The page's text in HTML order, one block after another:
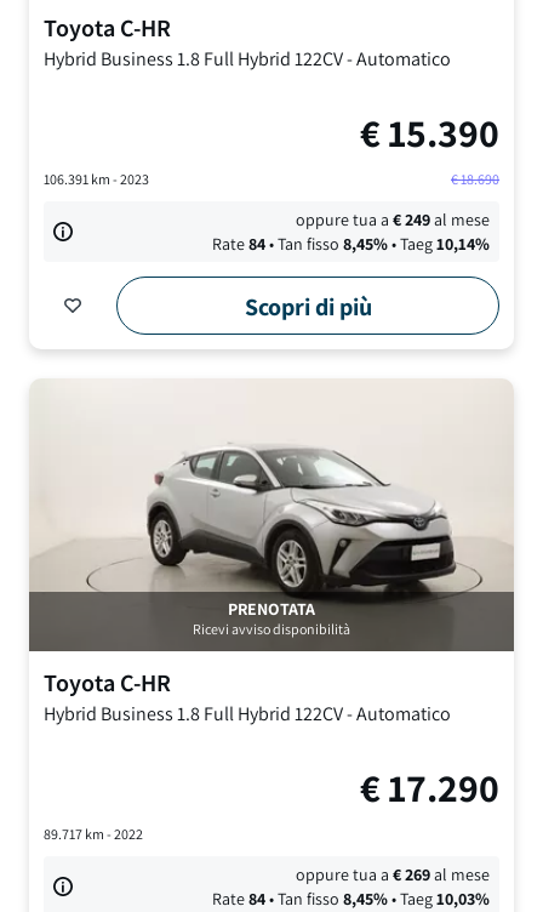
Toyota C-HR
Hybrid Business1.8 Full Hybrid 122CV-Automatico
€15.390
106.391km - 2023 €18.690
oppure tua a€249al mese
Rate84• Tan fisso 8,45%• Taeg10,14%
Scopri di più
PRENOTATA
Ricevi avviso disponibilità
Toyota C-HR
Hybrid Business1.8 Full Hybrid 122CV-Automatico
€17.290
89.717km - 2022
oppure tua a€269al mese
Rate84• Tan fisso 8,45%• Taeg10,03%